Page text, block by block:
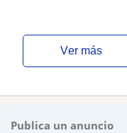
ver más
Publica un anuncio